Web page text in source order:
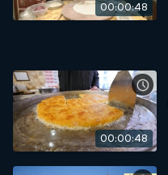
00:00:48
00:00:48